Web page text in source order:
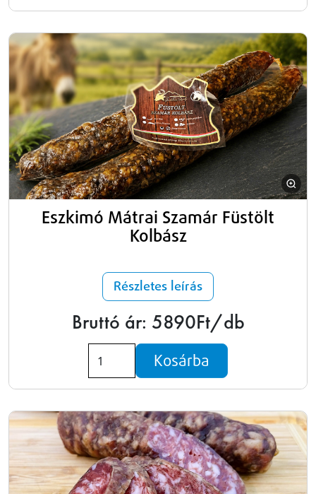
Eszkimó Mátrai Szamár Füstölt
Kolbász
Részletes leírás
Bruttó ár: 5890Ft/db
Kosárba